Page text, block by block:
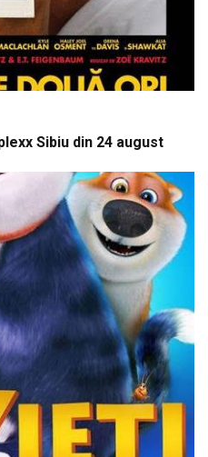
Sibiu din 24 august